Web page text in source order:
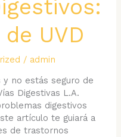
UVD
/ admin
no estás seguro de
Digestivas L.A.
digestivos
artículo te guiará a
de trastornos